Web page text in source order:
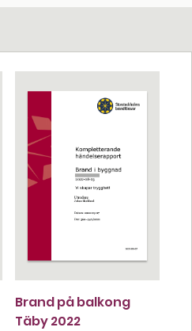
Brand på balkong
Täby 2022